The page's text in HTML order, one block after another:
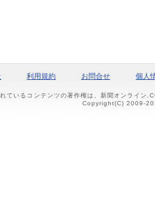
利用規約 お問合せ 個人
ているコンテンツの著作権は、新聞オンライン
Copyright(C) 2009-